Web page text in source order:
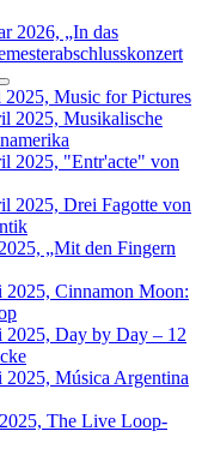
2026, „In das
Music for Pictures
2025, Musikalische
2025, "Entr'acte" von
2025, Drei Fagotte von
„Mit den Fingern
2025, Cinnamon Moon:
2025, Day by Day – 12
2025, Música Argentina
The Live Loop-